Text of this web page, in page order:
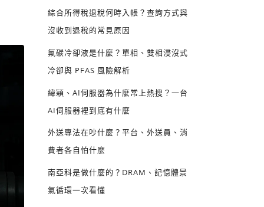
綜合所得稅退稅何時入帳？查詢方式與
沒收到退稅的常見原因
氟碳冷卻液是什麼？單相、雙相浸沒式
冷卻與 PFAS 風險解析
緯穎、AI伺服器為什麼常上熱搜？一台
AI伺服器裡到底有什麼
外送專法在吵什麼？平台、外送員、消
費者各自怕什麼
南亞科是做什麼的？DRAM、記憶體景
氣循環一次看懂